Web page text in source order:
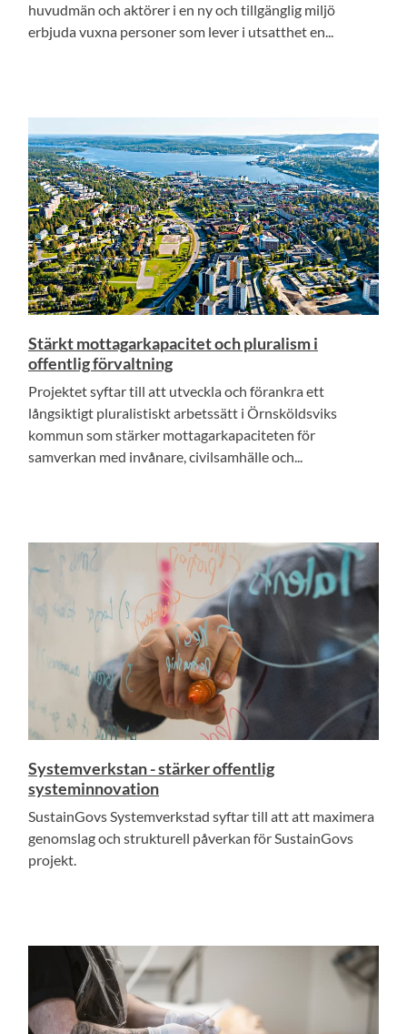
huvudmän och aktörer i en ny och tillgänglig miljö
erbjuda vuxna personer som lever i utsatthet en...
Stärkt mottagarkapacitet och pluralism i
offentlig förvaltning
Projektet syftar till att utveckla och förankra ett
långsiktigt pluralistiskt arbetssätt i Örnsköldsviks
kommun som stärker mottagarkapaciteten för
samverkan med invånare, civilsamhälle och...
Systemverkstan - stärker offentlig
systeminnovation
SustainGovs Systemverkstad syftar till att att maximera
genomslag och strukturell påverkan för SustainGovs
projekt.